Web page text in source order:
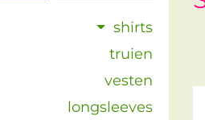
shirts
truien
vesten
longsleeves